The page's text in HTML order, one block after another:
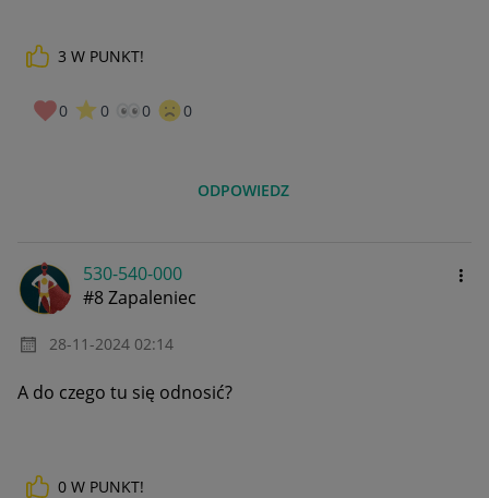
3 W PUNKT!
0 0 0 0
ODPOWIEDZ
530-540-000
#8 Zapaleniec
‎28-11-2024 02:14
A do czego tu się odnosić?
0 W PUNKT!